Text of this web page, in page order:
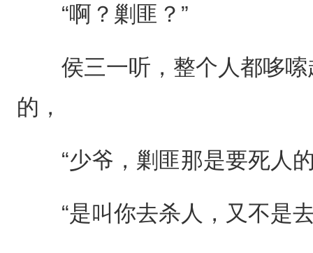
“啊？剿匪？”
侯三一听，整个人都哆嗦
的，
“少爷，剿匪那是要死人的
“是叫你去杀人，又不是去